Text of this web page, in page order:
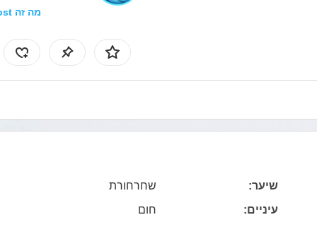
מה זה FanBoost?
שיער:
שחרחורת
עיניים:
חום